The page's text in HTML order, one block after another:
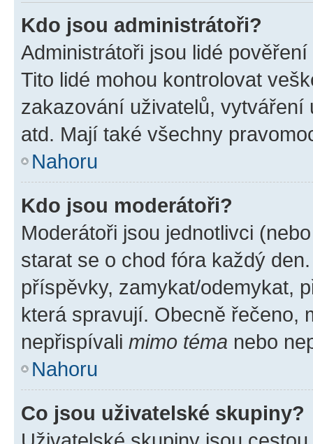
Kdo jsou administrátoři?
Administrátoři jsou lidé
Tito lidé mohou kontrolovat
zakazování uživatelů,
atd. Mají také všechny
Nahoru
Kdo jsou moderátoři?
Moderátoři jsou jednotlivci
starat se o chod fóra každý
příspěvky, zamykat/odemykat,
která spravují. Obecně řečeno,
nepřispívali mimo téma nebo
Nahoru
Co jsou uživatelské skupiny?